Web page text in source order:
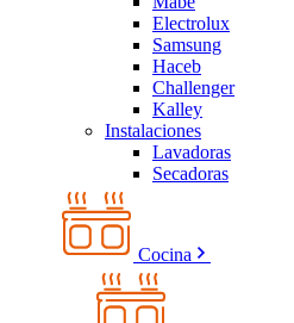
Electrolux
Samsung
Haceb
Challenger
Kalley
Instalaciones
Lavadoras
Secadoras
Cocina